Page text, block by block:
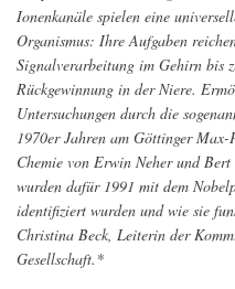
Ionenkanäle spielen eine
Organismus: Ihre Aufgaben
Signalverarbeitung im Gehirn bis
Rückgewinnung in der Niere.
Untersuchungen durch die
1970er Jahren am Göttinger
Chemie von Erwin Neher und
wurden dafür 1991 mit dem
identifiziert wurden und wie sie
Christina Beck, Leiterin der
Gesellschaft.*